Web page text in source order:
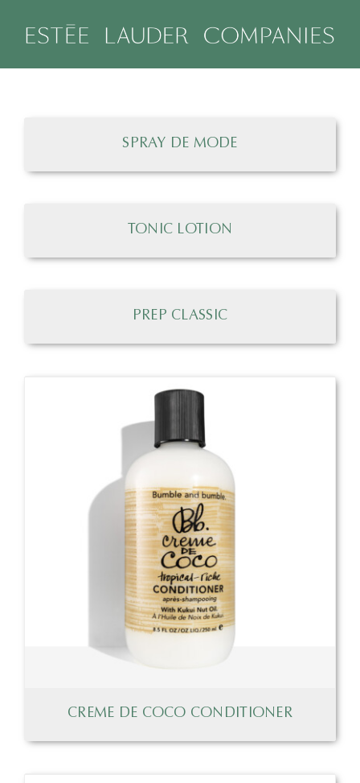
SPRAY DE MODE
TONIC LOTION
PREP CLASSIC
CREME DE COCO CONDITIONER